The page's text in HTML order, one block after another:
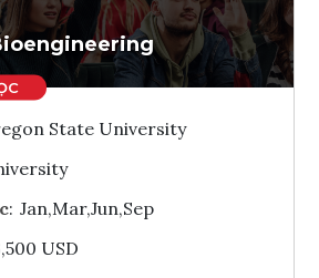
Tham vấn Interlink
State University
: Jan,Mar,Jun,Sep
USD